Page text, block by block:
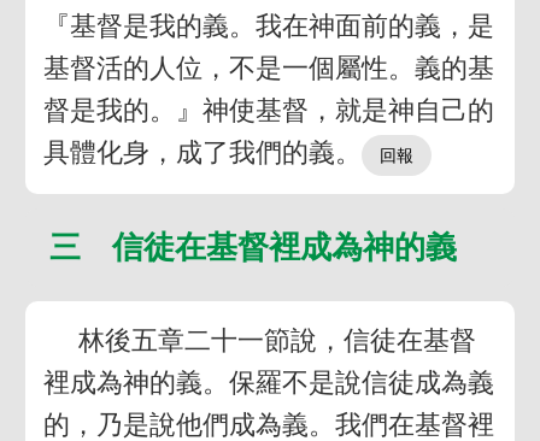
『基督是我的義。我在神面前的義，是
基督活的人位，不是一個屬性。義的基
督是我的。』神使基督，就是神自己的
具體化身，成了我們的義。
三 信徒在基督裡成為神的義
林後五章二十一節說，信徒在基督
裡成為神的義。保羅不是說信徒成為義
的，乃是說他們成為義。我們在基督裡